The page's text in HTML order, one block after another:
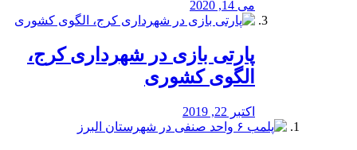
می 14, 2020
پارتی بازی در شهرداری کرج،
الگوی کشوری
اکتبر 22, 2019